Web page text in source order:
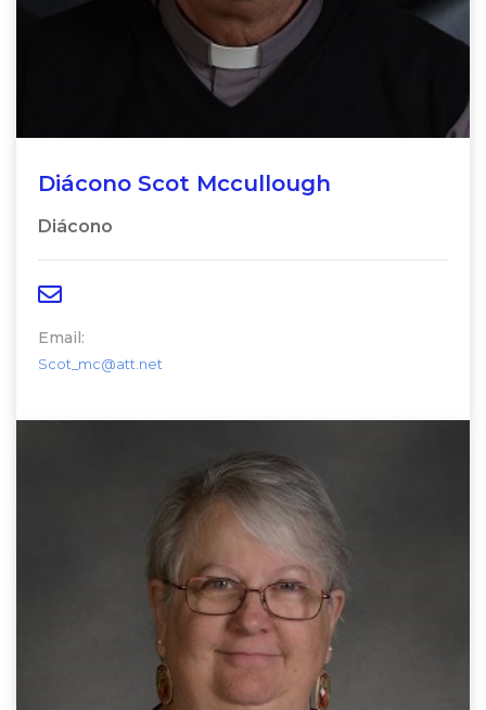
Diácono Scot Mccullough
Diácono
Email:
Scot_mc@att.net